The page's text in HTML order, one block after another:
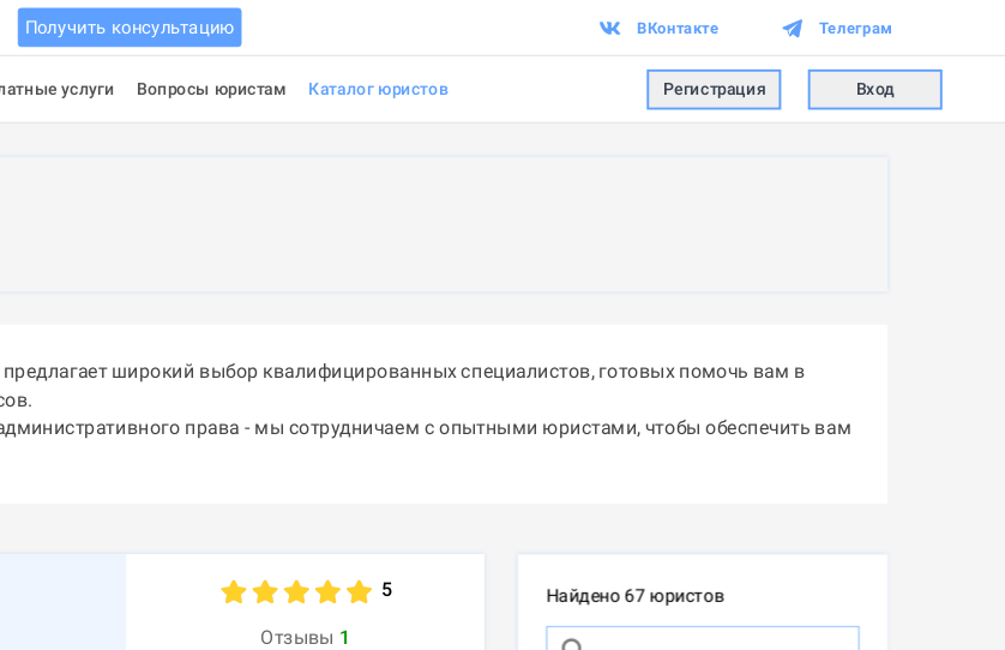
Получить консультацию ВКонтакте Телеграм
услуги Вопросы юристам Каталог юристов Регистрация Вход
широкий выбор квалифицированных специалистов, готовых помочь вам в
права - мы сотрудничаем с опытными юристами, чтобы обеспечить вам
5
Отзывы 1
Найдено 67 юристов